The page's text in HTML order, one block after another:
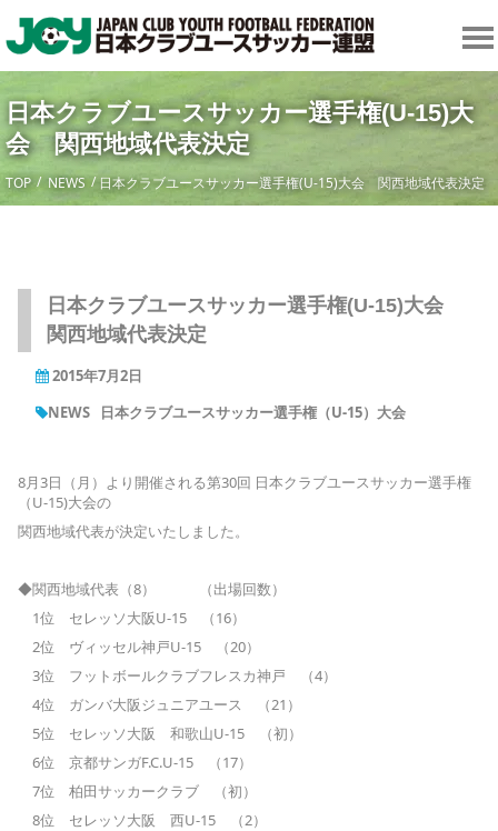
日本クラブユースサッカー選手権(U-15)大
会 関西地域代表決定
TOP NEWS 日本クラブユースサッカー選手権(U-15)大会 関西地域代表決定
日本クラブユースサッカー選手権(U-15)大会
関西地域代表決定
2015年7月2日
NEWS
日本クラブユースサッカー選手権（U-15）大会
8月3日（月）より開催される第30回 日本クラブユースサッカー選手権
（U-15)大会の
関西地域代表が決定いたしました。
◆関西地域代表（8） （出場回数）
1位 セレッソ大阪U-15 （16）
2位 ヴィッセル神戸U-15 （20）
3位 フットボールクラブフレスカ神戸 （4）
4位 ガンバ大阪ジュニアユース （21）
5位 セレッソ大阪 和歌山U-15 （初）
6位 京都サンガF.C.U-15 （17）
7位 柏田サッカークラブ （初）
8位 セレッソ大阪 西U-15 （2）